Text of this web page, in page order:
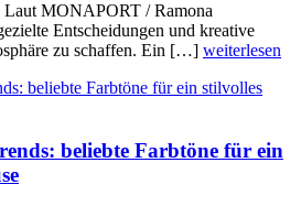
Laut MONAPORT / Ramona
Entscheidungen und kreative
zu schaffen. Ein […] weiterlesen
beliebte Farbtöne für ein